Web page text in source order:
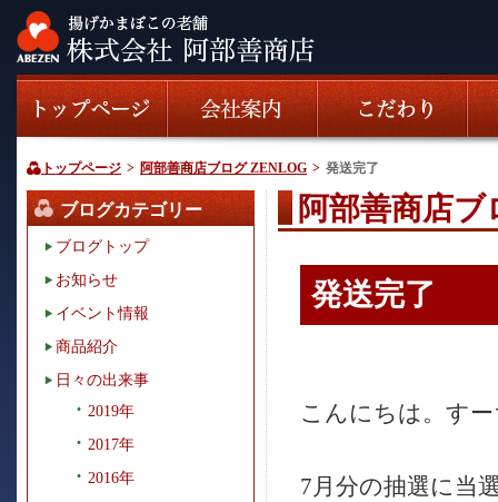
トップページ > 阿部善商店ブログ ZENLOG > 発送完了
ブログカテゴリー
ブログトップ
お知らせ
イベント情報
商品紹介
日々の出来事
2019年
2017年
2016年
阿部善商店
発送完了
こんにちは。す
7月分の抽選に当